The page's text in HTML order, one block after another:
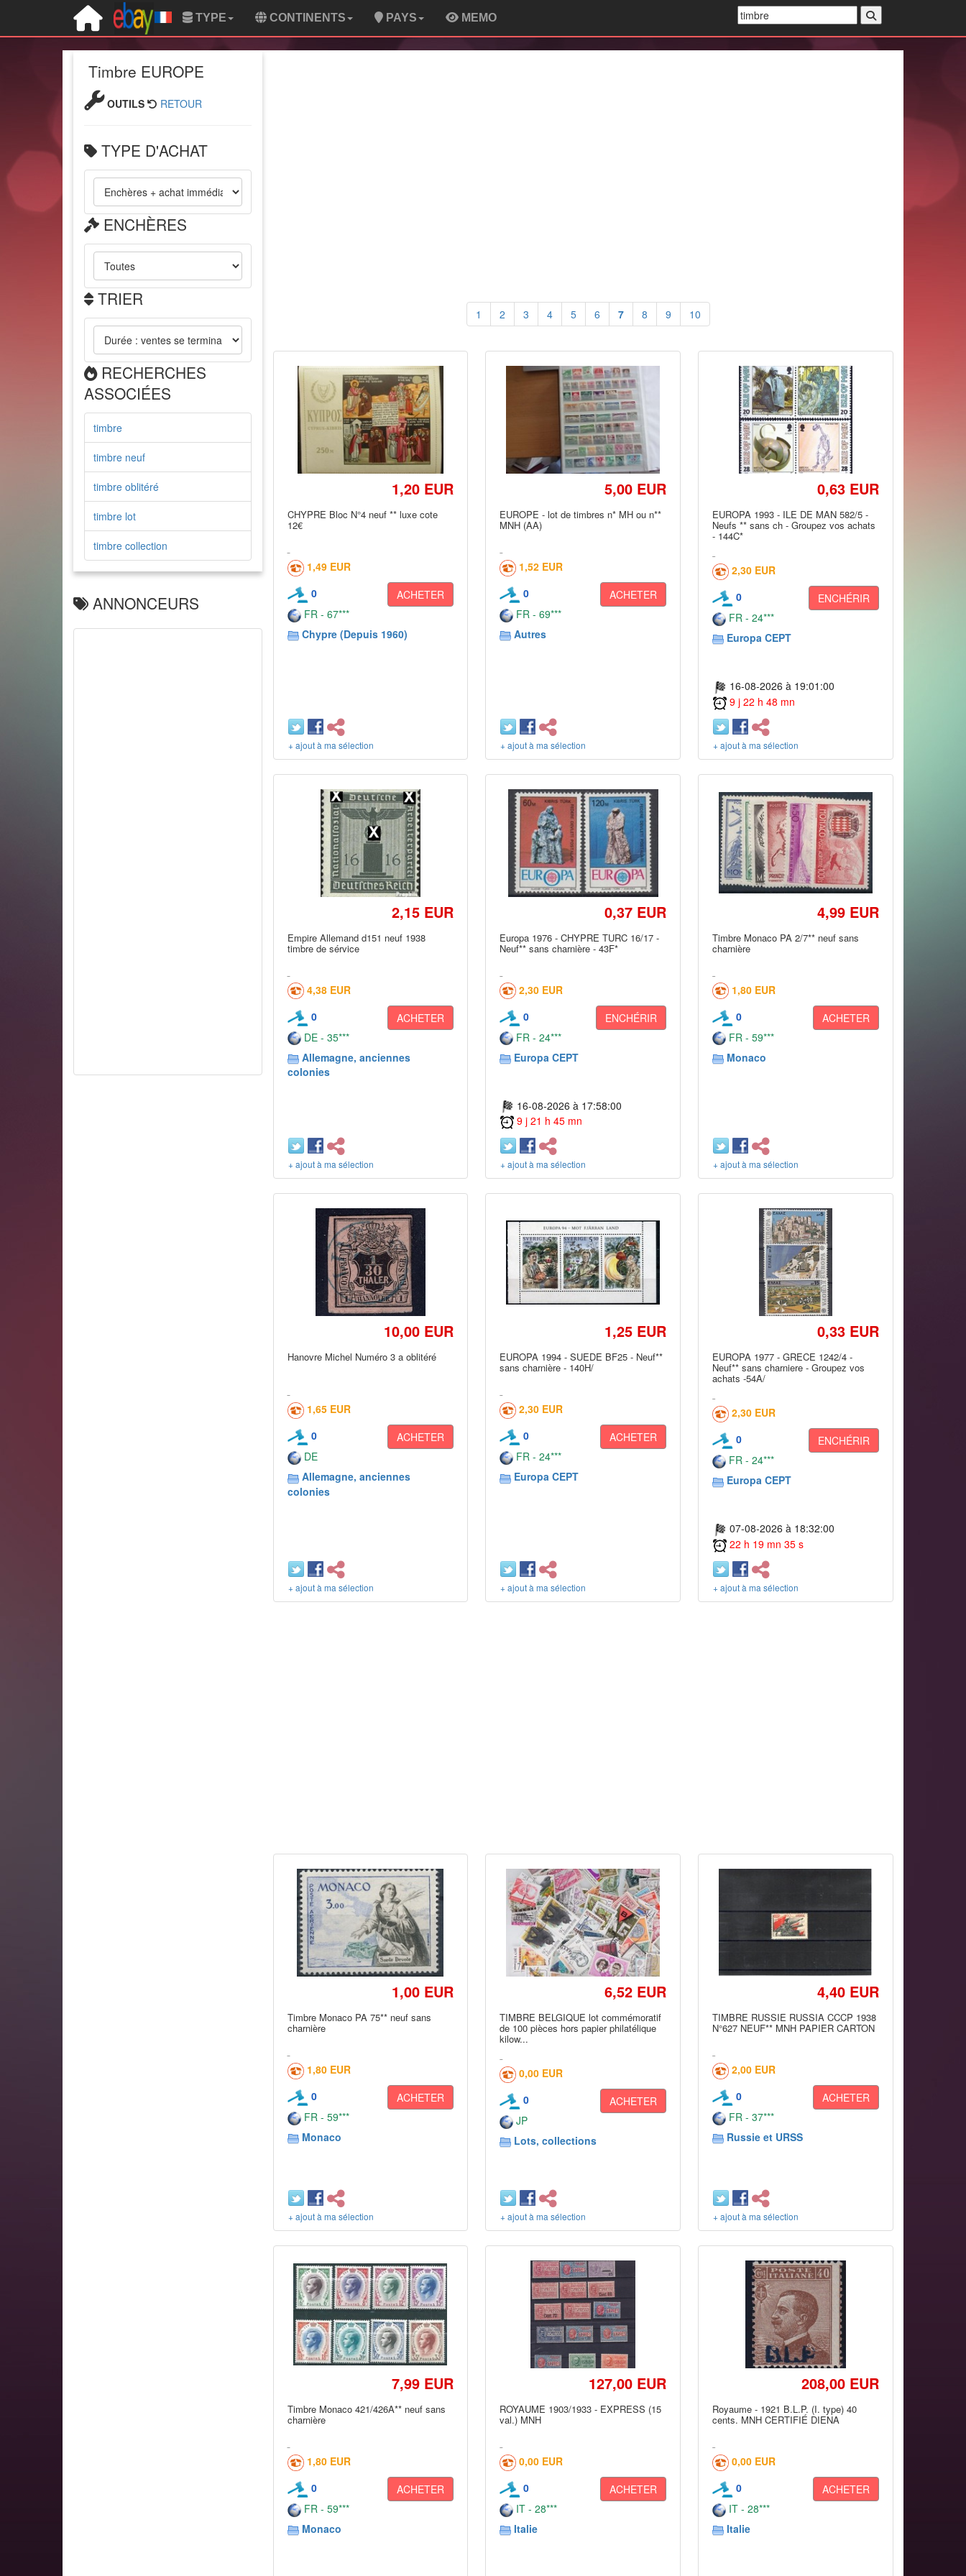
TYPE CONTINENTS PAYS MEMO
Timbre EUROPE
OUTILS RETOUR
TYPE D'ACHAT
ENCHÈRES
TRIER
RECHERCHES
ASSOCIÉES
timbre
timbre neuf
timbre oblitéré
timbre lot
timbre collection
ANNONCEURS
1 2 3 4 5 6 7 8 9 10
1,20 EUR
CHYPRE Bloc N°4 neuf ** luxe cote
12€
1,49 EUR
0
ACHETER
FR - 67***
Chypre (Depuis 1960)
+ ajout à ma sélection
5,00 EUR
EUROPE - lot de timbres n* MH ou n**
MNH (AA)
1,52 EUR
0
ACHETER
FR - 69***
Autres
+ ajout à ma sélection
0,63 EUR
EUROPA 1993 - ILE DE MAN 582/5 -
Neufs ** sans ch - Groupez vos achats
- 144C*
2,30 EUR
0
ENCHÉRIR
FR - 24***
Europa CEPT
16-08-2026 à 19:01:00
9 j 22 h 48 mn
+ ajout à ma sélection
2,15 EUR
Empire Allemand d151 neuf 1938
timbre de sérvice
4,38 EUR
0
ACHETER
DE - 35***
Allemagne, anciennes
colonies
+ ajout à ma sélection
0,37 EUR
Europa 1976 - CHYPRE TURC 16/17 -
Neuf** sans charnière - 43F*
2,30 EUR
0
ENCHÉRIR
FR - 24***
Europa CEPT
16-08-2026 à 17:58:00
9 j 21 h 45 mn
+ ajout à ma sélection
4,99 EUR
Timbre Monaco PA 2/7** neuf sans
charnière
1,80 EUR
0
ACHETER
FR - 59***
Monaco
+ ajout à ma sélection
10,00 EUR
Hanovre Michel Numéro 3 a oblitéré
1,65 EUR
0
ACHETER
DE
Allemagne, anciennes
colonies
+ ajout à ma sélection
1,25 EUR
EUROPA 1994 - SUEDE BF25 - Neuf**
sans charnière - 140H/
2,30 EUR
0
ACHETER
FR - 24***
Europa CEPT
+ ajout à ma sélection
0,33 EUR
EUROPA 1977 - GRECE 1242/4 -
Neuf** sans charniere - Groupez vos
achats -54A/
2,30 EUR
0
ENCHÉRIR
FR - 24***
Europa CEPT
07-08-2026 à 18:32:00
22 h 19 mn 35 s
+ ajout à ma sélection
1,00 EUR
Timbre Monaco PA 75** neuf sans
charnière
1,80 EUR
0
ACHETER
FR - 59***
Monaco
+ ajout à ma sélection
6,52 EUR
TIMBRE BELGIQUE lot commémoratif
de 100 pièces hors papier philatélique
kilow...
0,00 EUR
0
ACHETER
JP
Lots, collections
+ ajout à ma sélection
4,40 EUR
TIMBRE RUSSIE RUSSIA CCCP 1938
N°627 NEUF** MNH PAPIER CARTON
2,00 EUR
0
ACHETER
FR - 37***
Russie et URSS
+ ajout à ma sélection
7,99 EUR
Timbre Monaco 421/426A** neuf sans
charnière
1,80 EUR
0
ACHETER
FR - 59***
Monaco
127,00 EUR
ROYAUME 1903/1933 - EXPRESS (15
val.) MNH
0,00 EUR
0
ACHETER
IT - 28***
Italie
208,00 EUR
Royaume - 1921 B.L.P. (I. type) 40
cents. MNH CERTIFIÉ DIENA
0,00 EUR
0
ACHETER
IT - 28***
Italie